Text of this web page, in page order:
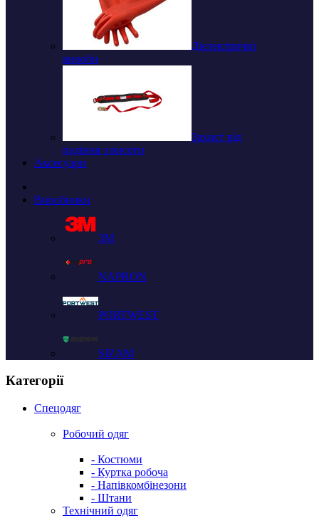
Діелектричні
вироби
Захист від
падіння з висоти
Аксесуари
Виробники
3M
NAPRON
PORTWEST
SIZAM
Категорії
Спецодяг
Робочий одяг
- Костюми
- Куртка робоча
- Напівкомбінезони
- Штани
Технічний одяг